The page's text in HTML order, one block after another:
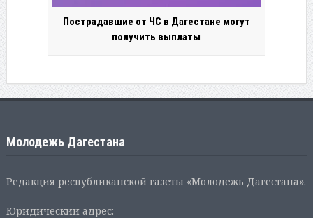
Пострадавшие от ЧС в Дагестане могут
получить выплаты
Молодежь Дагестана
Редакция республиканской газеты «Молодежь Дагестана».
Юридический адрес: